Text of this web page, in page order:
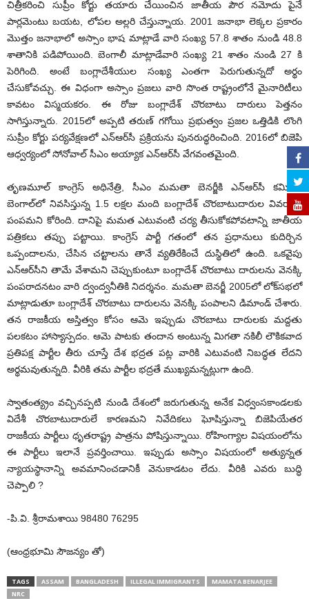
చిత్రీకరించి సుప్రీం కోర్టు తయారు చేయించిన జాతీయ పౌర నమోదు పైనే
పార్లమెంటు బయట, లోపల అల్లరి చేస్తున్నాయ. 2001 జనాభా లెక్కల ప్రకారం
మొత్తం జనాభాలో అస్సాం భాష మాట్లాడే వారి సంఖ్య 57.8 శాతం నుండి 48.8
శాతానికి పడిపోయింది. బెంగాలీ మాట్లాడేవారి సంఖ్య 21 శాతం నుండి 27 కి
పెరిగింది. అంటే బంగ్లాదేశీయుల సంఖ్య ఎంతగా పెరుగుతున్నదో అర్థం
చేసుకోవచ్చు. ఈ విధంగా అస్సాం ప్రజలు వారి సొంత రాష్ట్రంలోనే మైనారిటీలు
కావటం విస్మయకరం. ఈ రోజు బంగ్లాదేశ్ చొరబాటు దారులు పెత్తనం
సాగిస్తున్నారు. 2015లో అప్పటి తరుణ్ గగోయి ప్రభుత్వం ప్రజల ఒత్తిడికి లొంగి
సుప్రీం కోర్టు పర్యవేక్షణలో ఎన్‌ఆర్‌సీ ప్రక్రియను పునరుద్ధరించింది. 2016లో బిజెపి
ఆధ్వర్యంలో సోనోవాల్ సీఎం అయ్యాక ఎన్‌ఆర్‌సీ వేగవంతమైంది.
తృణమూల్ కాంగ్రెస్ అధినేత్రి, సీఎం మమతా బెనర్జీకి ఎన్‌ఆర్‌సీ కమిషన్
బెంగాల్‌లో నివసిస్తున్న 1.5 లక్షల మంది బంగ్లాదేశ్ చొరబాటుదారుల వివరాలు
పంపమని కోరింది. దానిపై మమత ఎటువంటి చర్య తీసుకోకపోవటాన్ని జాతీయ
పత్రికలు తప్పు పట్టాయి. కాంగ్రెస్ పార్టీ గతంలో తన ప్రధానులు కుదిర్చిన
ఒప్పందాలను, చేసిన చట్టాలను తానే వ్యతిరేకించే దుస్థితిలో ఉంది. ఒకవైపు
ఎన్‌ఆర్‌సీని తామే వేశామని చెప్పుకుంటూ బంగ్లాదేశ్ చొరబాటు దారులను వెనక్కి
పంపరాదనటం వారి ద్వంద్వనీతికి నిదర్శనం. మమతా బెనర్జీ 2005లో లోక్‌సభలో
మాట్లాడుతూ బంగ్లాదేశ్ చొరబాటు దారులను వెనక్కి పంపాలని డిమాండ్ చేశారు.
తన రాజకీయ అస్తిత్వం కోసం ఆమె ఇప్పుడు చొరబాటు దారులకు మద్దతు
పలకటం హాస్యాస్పదం. ఆమె పాటకు తందాన అంటున్న మిగతా నకిలీ లౌకికవాద
ప్రతిపక్ష పార్టీల తీరు చూస్తే దేశ భద్రత పట్ల వారికి ఎటువంటి నిబద్ధత లేదని
అర్థమవుతున్నది. వీరికి తమ పార్టీల భద్రతే ముఖ్యమన్నట్లుగా ఉంది.
స్వాతంత్య్రం వచ్చినప్పటి నుండి దేశంలో జరుగుతున్న అనేక విధ్వంసకాండలకు
విదేశీ చొరబాటుదారులే కారణమని నివేదికలు ఘోషిస్తున్నా బిజెపియేతర
రాజకీయ పార్టీలు ధృతరాష్ట్ర పాత్రను పోషిస్తున్నాయి. రోహింగ్యాల విషయంలోను
ఈ పార్టీలు ఇలానే ప్రవర్తించాయి. ఇప్పుడు అస్సాం విషయంలో అత్యున్నత
న్యాయస్థానాన్ని అవమానించడానికీ వెనుకాడటం లేదు. వీరికి ఎవరు బుద్ధి
చెప్పాలి ?
-పి.వి. శ్రీరామశాయి 98480 76295
(ఆంధ్రభూమి సౌజన్యం తో)
TAGS ASSAM BANGLADESH ILLEGAL IMMIGRANTS
MAMATA BENARJEE
NRC